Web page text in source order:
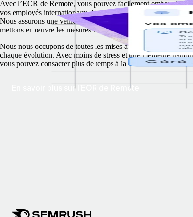
Avec l’EOR de Remote, vous pouvez facilement embaucher,
vos employés internationaux. Votre entreprise, elle, reste
Nous assurons une veille constante du droit du travail et des
mettons en œuvre les mesures nécessaires à votre place.
Nous nous occupons de toutes les mises à jour et vous tenons
chaque évolution. Avec moins de stress et une meilleure
vous pouvez consacrer plus de temps à la croissance de votre
En savoir plus sur l’EOR de Remote